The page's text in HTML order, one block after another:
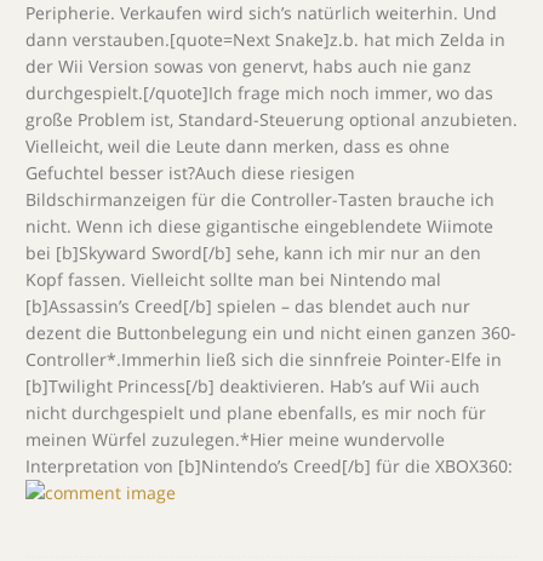
Peripherie. Verkaufen wird sich’s natürlich weiterhin. Und
dann verstauben.[quote=Next Snake]z.b. hat mich Zelda in
der Wii Version sowas von genervt, habs auch nie ganz
durchgespielt.[/quote]Ich frage mich noch immer, wo das
große Problem ist, Standard-Steuerung optional anzubieten.
Vielleicht, weil die Leute dann merken, dass es ohne
Gefuchtel besser ist?Auch diese riesigen
Bildschirmanzeigen für die Controller-Tasten brauche ich
nicht. Wenn ich diese gigantische eingeblendete Wiimote
bei [b]Skyward Sword[/b] sehe, kann ich mir nur an den
Kopf fassen. Vielleicht sollte man bei Nintendo mal
[b]Assassin’s Creed[/b] spielen – das blendet auch nur
dezent die Buttonbelegung ein und nicht einen ganzen 360-
Controller*.Immerhin ließ sich die sinnfreie Pointer-Elfe in
[b]Twilight Princess[/b] deaktivieren. Hab’s auf Wii auch
nicht durchgespielt und plane ebenfalls, es mir noch für
meinen Würfel zuzulegen.*Hier meine wundervolle
Interpretation von [b]Nintendo’s Creed[/b] für die XBOX360: